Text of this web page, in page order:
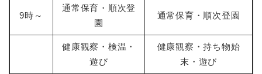
9時～
通常保育・順次登
園
通常保育・順次登園
健康観察・検温・
遊び
健康観察・持ち物始
末・遊び